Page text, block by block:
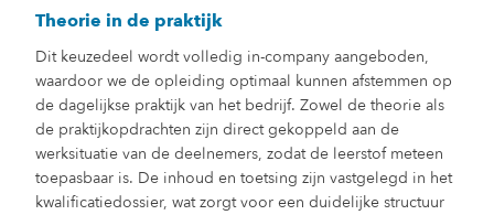
Theorie in de praktijk
Dit keuzedeel wordt volledig in-company aangeboden,
waardoor we de opleiding optimaal kunnen afstemmen op
de dagelijkse praktijk van het bedrijf. Zowel de theorie als
de praktijkopdrachten zijn direct gekoppeld aan de
werksituatie van de deelnemers, zodat de leerstof meteen
toepasbaar is. De inhoud en toetsing zijn vastgelegd in het
kwalificatiedossier, wat zorgt voor een duidelijke structuur